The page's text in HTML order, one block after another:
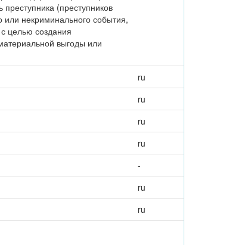
(преступников
или некриминального события,
целью создания
выгоды или
ru
ru
ru
ru
-
ru
ru